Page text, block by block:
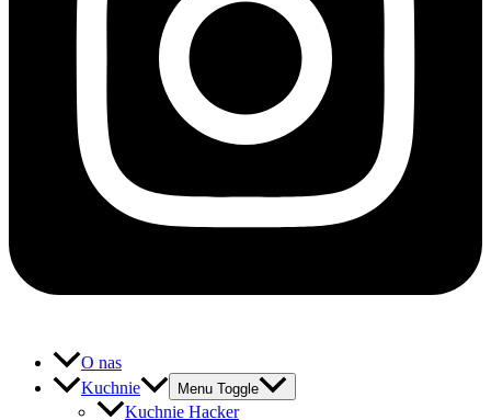
O nas
Kuchnie
Menu Toggle
Kuchnie Hacker